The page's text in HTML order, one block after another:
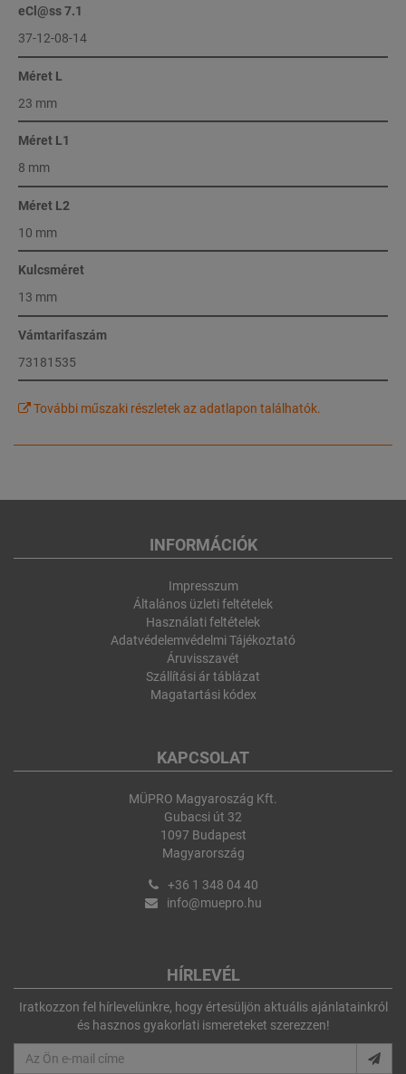
eCl@ss 7.1
37-12-08-14
Méret L
23 mm
Méret L1
8 mm
Méret L2
10 mm
Kulcsméret
13 mm
Vámtarifaszám
73181535
További műszaki részletek az adatlapon találhatók.
INFORMÁCIÓK
Impresszum
Általános üzleti feltételek
Használati feltételek
Adatvédelemvédelmi Tájékoztató
Áruvisszavét
Szállítási ár táblázat
Magatartási kódex
KAPCSOLAT
MÜPRO Magyaroszág Kft.
Gubacsi út 32
1097 Budapest
Magyarország
+36 1 348 04 40
info@muepro.hu
HÍRLEVÉL
Iratkozzon fel hírlevelünkre, hogy értesüljön aktuális ajánlatainkról
és hasznos gyakorlati ismereteket szerezzen!